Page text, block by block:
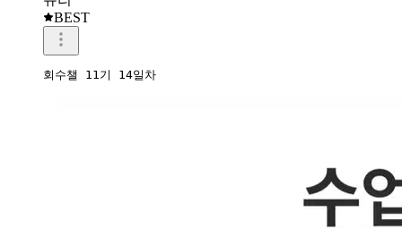
BEST
회수챌 11기 14일차